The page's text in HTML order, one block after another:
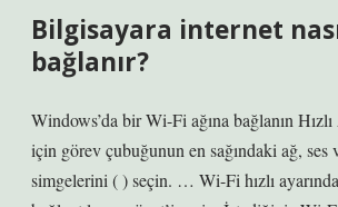
Bilgisayara internet
bağlanır?
Windows’da bir Wi-Fi ağına bağlanın
için görev çubuğunun en sağındaki ağ, ses
simgelerini ( ) seçin. … Wi-Fi hızlı